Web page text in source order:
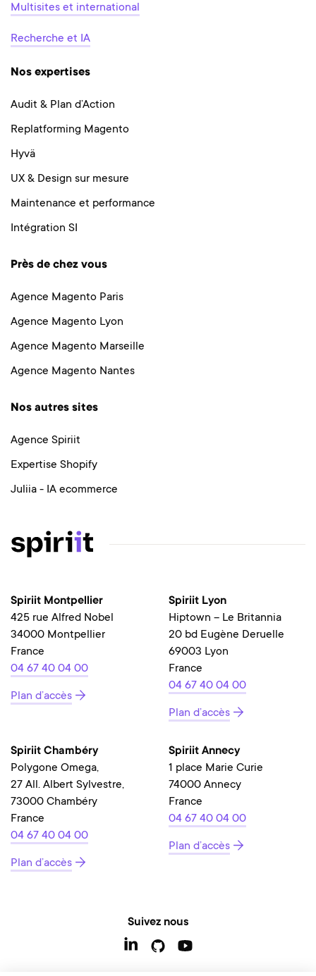
Multisites et international
Recherche et IA
Nos expertises
Audit & Plan d’Action
Replatforming Magento
Hyvä
UX & Design sur mesure
Maintenance et performance
Intégration SI
Près de chez vous
Agence Magento Paris
Agence Magento Lyon
Agence Magento Marseille
Agence Magento Nantes
Nos autres sites
Agence Spiriit
Expertise Shopify
Juliia - IA ecommerce
Spiriit Montpellier
425 rue Alfred Nobel
34000 Montpellier
France
04 67 40 04 00
Plan d’accès
Spiriit Lyon
Hiptown – Le Britannia
20 bd Eugène Deruelle
69003 Lyon
France
04 67 40 04 00
Plan d’accès
Spiriit Chambéry
Polygone Omega,
27 All. Albert Sylvestre,
73000 Chambéry
France
04 67 40 04 00
Plan d’accès
Spiriit Annecy
1 place Marie Curie
74000 Annecy
France
04 67 40 04 00
Plan d’accès
Suivez nous